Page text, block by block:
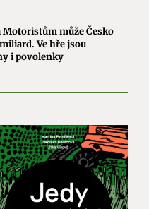
může Česko
Ve hře jsou
i povolenky